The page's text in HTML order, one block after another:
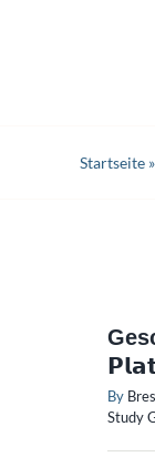
Startseite »
By
Study